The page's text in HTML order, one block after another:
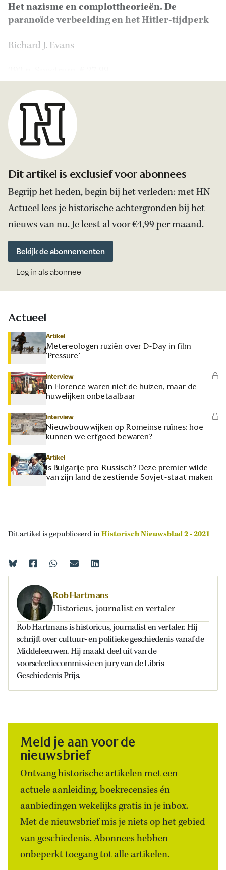
Het nazisme en complottheorieën. De
paranoïde verbeelding en het Hitler-tijdperk
Richard J. Evans
Dit artikel is exclusief voor abonnees
Begrijp het heden, begin bij het verleden: met HN
Actueel lees je historische achtergronden bij het
nieuws van nu. Je leest al voor €4,99 per maand.
Bekijk de abonnementen
Log in als abonnee
Actueel
Artikel
Metereologen ruziën over D-Day in film
‘Pressure’
Interview
In Florence waren niet de huizen, maar de
huwelijken onbetaalbaar
Interview
Nieuwbouwwijken op Romeinse ruïnes: hoe
kunnen we erfgoed bewaren?
Artikel
Is Bulgarije pro-Russisch? Deze premier wilde
van zijn land de zestiende Sovjet-staat maken
Dit artikel is gepubliceerd inHistorisch Nieuwsblad 2 - 2021
Rob Hartmans
Historicus, journalist en vertaler
Rob Hartmans is historicus, journalist en vertaler. Hij
schrijft over cultuur- en politieke geschiedenis vanaf de
Middeleeuwen. Hij maakt deel uit van de
voorselectiecommissie en jury van de Libris
Geschiedenis Prijs.
Meld je aan voor de
nieuwsbrief
Ontvang historische artikelen met een
actuele aanleiding, boekrecensies én
aanbiedingen wekelijks gratis in je inbox.
Met de nieuwsbrief mis je niets op het gebied
van geschiedenis. Abonnees hebben
onbeperkt toegang tot alle artikelen.